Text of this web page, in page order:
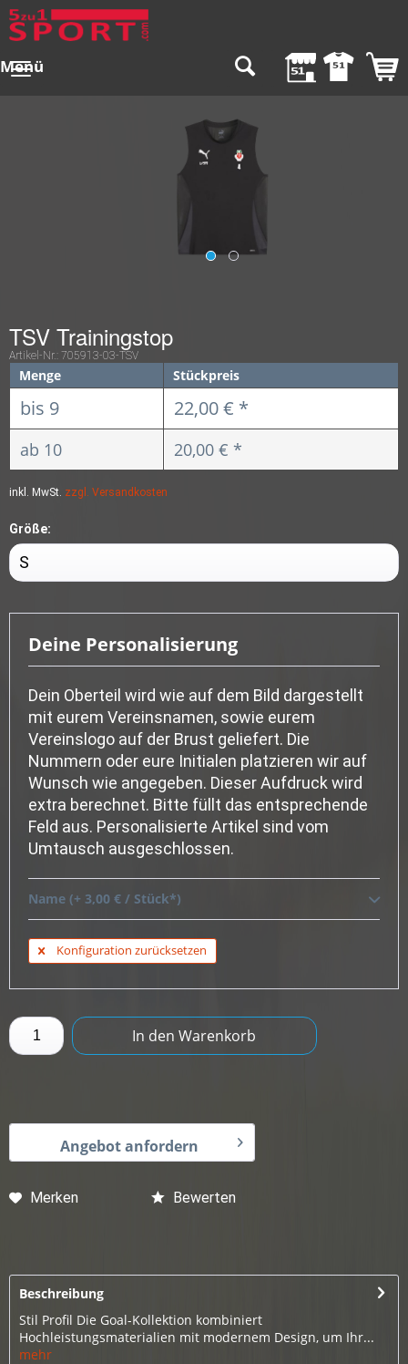
Menü
TSV Trainingstop
Artikel-Nr.: 705913-03-TSV
Menge Stückpreis
bis 9 22,00 € *
ab 10 20,00 € *
inkl. MwSt. zzgl. Versandkosten
Größe:
Deine Personalisierung
Dein Oberteil wird wie auf dem Bild dargestellt
mit eurem Vereinsnamen, sowie eurem
Vereinslogo auf der Brust geliefert. Die
Nummern oder eure Initialen platzieren wir auf
Wunsch wie angegeben. Dieser Aufdruck wird
extra berechnet. Bitte füllt das entsprechende
Feld aus. Personalisierte Artikel sind vom
Umtausch ausgeschlossen.
Name (+ 3,00 € / Stück*)
Konfiguration zurücksetzen
In den Warenkorb
Angebot anfordern
Merken Bewerten
Beschreibung
Stil Profil Die Goal-Kollektion kombiniert
Hochleistungsmaterialien mit modernem Design, um Ihr...
mehr